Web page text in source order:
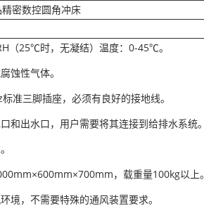
密数控圆角冲床
（25℃时，无凝结）温度：0-45℃。
蚀性气体。
准三脚插座，必须有良好的接地线。
和出水口，用户需要将其连接到给排水系统。
，载重量100kg以上。
境，不需要特殊的通风装置要求。